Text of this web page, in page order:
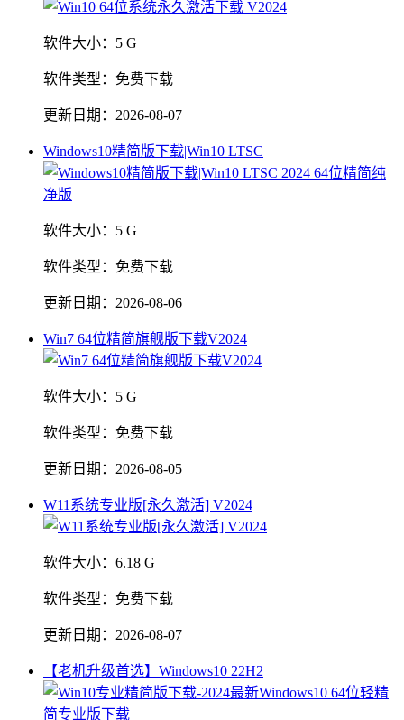
软件大小： 5 G
软件类型： 免费下载
更新日期： 2026-08-07
Windows10精简版下载|Win10 LTSC
软件大小： 5 G
软件类型： 免费下载
更新日期： 2026-08-06
Win7 64位精简旗舰版下载V2024
软件大小： 5 G
软件类型： 免费下载
更新日期： 2026-08-05
W11系统专业版[永久激活] V2024
软件大小： 6.18 G
软件类型： 免费下载
更新日期： 2026-08-07
【老机升级首选】Windows10 22H2